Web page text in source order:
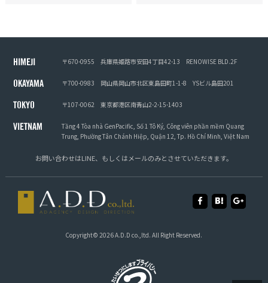
HIMEJI 〒670-0955 兵庫県姫路市安田4丁目42-13 RENOWISE BLD.2F
OKAYAMA 〒700-0983 岡山県岡山市北区東島田町1-1-8 YSビル島田201
TOKYO 〒107-0062 東京都港区南青山2-2-15-1403
VIETNAM
Tầng 4 Tòa nhà GenPacific, Số 1 Tô Ký, Công viên phần mềm Quang
Trung, Phường Tân Chánh Hiệp, Quận 12, Tp. Hồ Chí Minh, Việt Nam
お問い合わせはLINE、もしくはメールのみとさせていただきます。
Copyright© 2026 A.D.D co.,ltd. All Right Reserved.